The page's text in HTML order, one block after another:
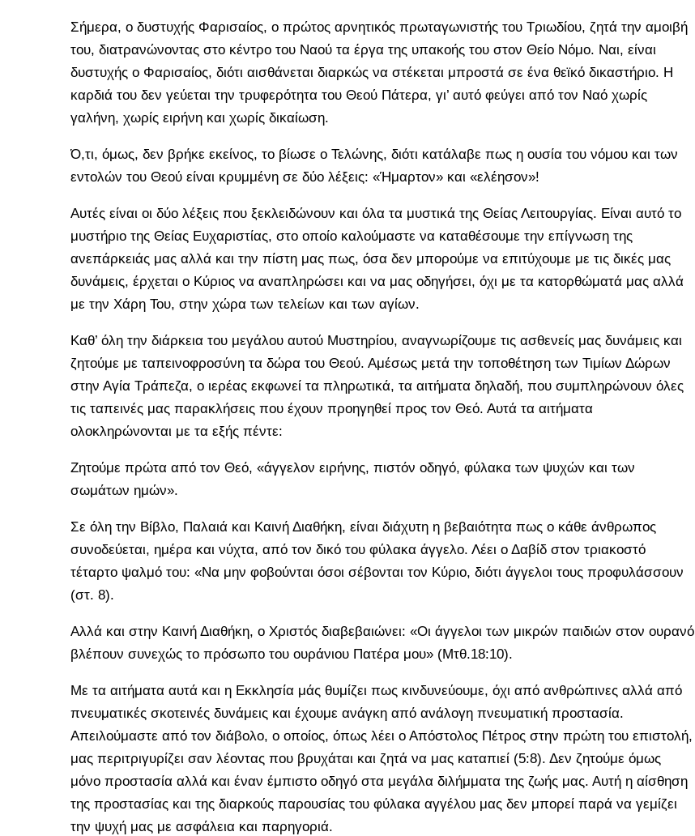
Σήμερα, ο δυστυχής Φαρισαίος, ο πρώτος αρνητικός πρωταγωνιστής του Τριωδίου, ζητά την αμοιβή
του, διατρανώνοντας στο κέντρο του Ναού τα έργα της υπακοής του στον Θείο Νόμο. Ναι, είναι
δυστυχής ο Φαρισαίος, διότι αισθάνεται διαρκώς να στέκεται μπροστά σε ένα θεϊκό δικαστήριο. Η
καρδιά του δεν γεύεται την τρυφερότητα του Θεού Πάτερα, γι’ αυτό φεύγει από τον Ναό χωρίς
γαλήνη, χωρίς ειρήνη και χωρίς δικαίωση.
Ό,τι, όμως, δεν βρήκε εκείνος, το βίωσε ο Τελώνης, διότι κατάλαβε πως η ουσία του νόμου και των
εντολών του Θεού είναι κρυμμένη σε δύο λέξεις: «Ήμαρτον» και «ελέησον»!
Αυτές είναι οι δύο λέξεις που ξεκλειδώνουν και όλα τα μυστικά της Θείας Λειτουργίας. Είναι αυτό το
μυστήριο της Θείας Ευχαριστίας, στο οποίο καλούμαστε να καταθέσουμε την επίγνωση της
ανεπάρκειάς μας αλλά και την πίστη μας πως, όσα δεν μπορούμε να επιτύχουμε με τις δικές μας
δυνάμεις, έρχεται ο Κύριος να αναπληρώσει και να μας οδηγήσει, όχι με τα κατορθώματά μας αλλά
με την Χάρη Του, στην χώρα των τελείων και των αγίων.
Καθ’ όλη την διάρκεια του μεγάλου αυτού Μυστηρίου, αναγνωρίζουμε τις ασθενείς μας δυνάμεις και
ζητούμε με ταπεινοφροσύνη τα δώρα του Θεού. Αμέσως μετά την τοποθέτηση των Τιμίων Δώρων
στην Αγία Τράπεζα, ο ιερέας εκφωνεί τα πληρωτικά, τα αιτήματα δηλαδή, που συμπληρώνουν όλες
τις ταπεινές μας παρακλήσεις που έχουν προηγηθεί προς τον Θεό. Αυτά τα αιτήματα
ολοκληρώνονται με τα εξής πέντε:
Ζητούμε πρώτα από τον Θεό, «άγγελον ειρήνης, πιστόν οδηγό, φύλακα των ψυχών και των
σωμάτων ημών».
Σε όλη την Βίβλο, Παλαιά και Καινή Διαθήκη, είναι διάχυτη η βεβαιότητα πως ο κάθε άνθρωπος
συνοδεύεται, ημέρα και νύχτα, από τον δικό του φύλακα άγγελο. Λέει ο Δαβίδ στον τριακοστό
τέταρτο ψαλμό του: «Να μην φοβούνται όσοι σέβονται τον Κύριο, διότι άγγελοι τους προφυλάσσουν
(στ. 8).
Αλλά και στην Καινή Διαθήκη, ο Χριστός διαβεβαιώνει: «Οι άγγελοι των μικρών παιδιών στον ουρανό
βλέπουν συνεχώς το πρόσωπο του ουράνιου Πατέρα μου» (Μτθ.18:10).
Με τα αιτήματα αυτά και η Εκκλησία μάς θυμίζει πως κινδυνεύουμε, όχι από ανθρώπινες αλλά από
πνευματικές σκοτεινές δυνάμεις και έχουμε ανάγκη από ανάλογη πνευματική προστασία.
Απειλούμαστε από τον διάβολο, ο οποίος, όπως λέει ο Απόστολος Πέτρος στην πρώτη του επιστολή,
μας περιτριγυρίζει σαν λέοντας που βρυχάται και ζητά να μας καταπιεί (5:8). Δεν ζητούμε όμως
μόνο προστασία αλλά και έναν έμπιστο οδηγό στα μεγάλα διλήμματα της ζωής μας. Αυτή η αίσθηση
της προστασίας και της διαρκούς παρουσίας του φύλακα αγγέλου μας δεν μπορεί παρά να γεμίζει
την ψυχή μας με ασφάλεια και παρηγοριά.